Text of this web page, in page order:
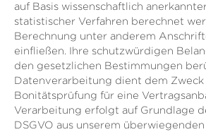
auf Basis wissenschaftlich
statistischer Verfahren berechnet
Berechnung unter anderem
einfließen. Ihre schutzwürdigen
den gesetzlichen Bestimmungen
Datenverarbeitung dient dem
Bonitätsprüfung für eine
Verarbeitung erfolgt auf Grundlage
DSGVO aus unserem